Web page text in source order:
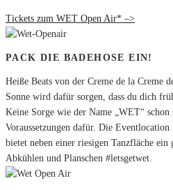
Tickets zum WET Open Air* –>
PACK DIE BADEHOSE EIN!
Heiße Beats von der Creme de la Creme
Sonne wird dafür sorgen, dass du dich
Keine Sorge wie der Name „WET“ schon
Voraussetzungen dafür. Die
bietet neben einer riesigen Tanzfläche ein
Abkühlen und Planschen #letsgetwet.